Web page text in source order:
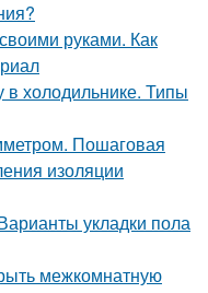
руками. Как
в холодильнике. Типы
Пошаговая
изоляции
укладки пола
межкомнатную